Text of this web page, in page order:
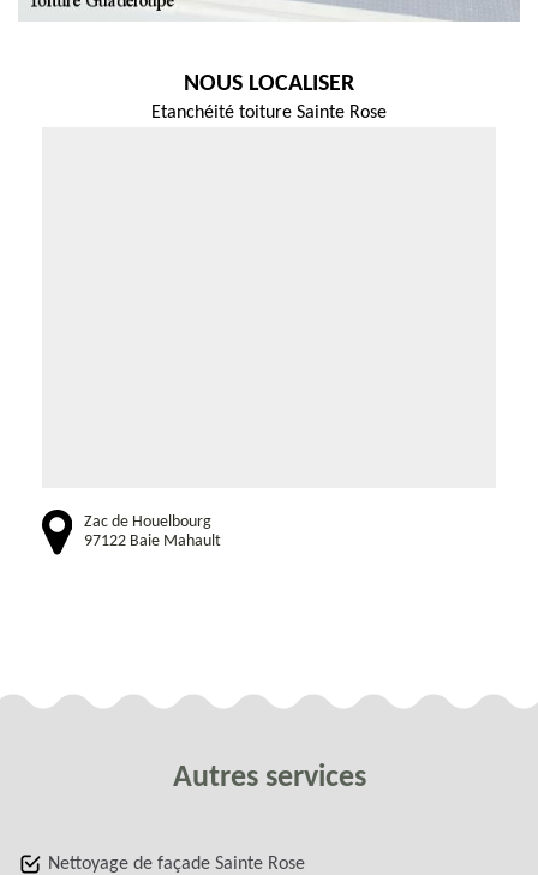
NOUS LOCALISER
Etanchéité toiture Sainte Rose
Zac de Houelbourg
97122 Baie Mahault
Autres services
Nettoyage de façade Sainte Rose